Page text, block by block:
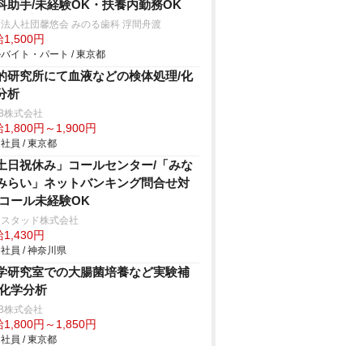
助手/未経験OK・扶養内勤務OK
人社団馨悠会 みのる歯科 浮間舟渡
1,500円
イト・パート / 東京都
研究所にて血液などの検体処理/化
析
株式会社
1,800円～1,900円
員 / 東京都
日祝休み」コールセンター/「みな
らい」ネットバンキング問合せ対
ール未経験OK
タッド株式会社
1,430円
員 / 神奈川県
研究室での大腸菌培養など実験補
学分析
株式会社
1,800円～1,850円
員 / 東京都